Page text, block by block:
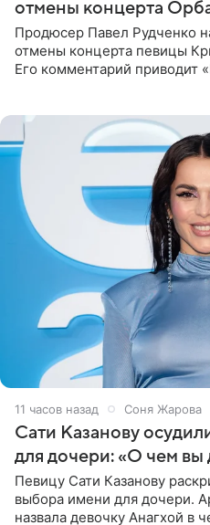
отмены концерта
Продюсер Павел Рудченко
отмены концерта певицы
Его комментарий приводит
11 часов назад Соня Жарова
Сати Казанову
для дочери: «О чем вы
Певицу Сати Казанову
выбора имени для дочери.
назвала девочку Анагхой в